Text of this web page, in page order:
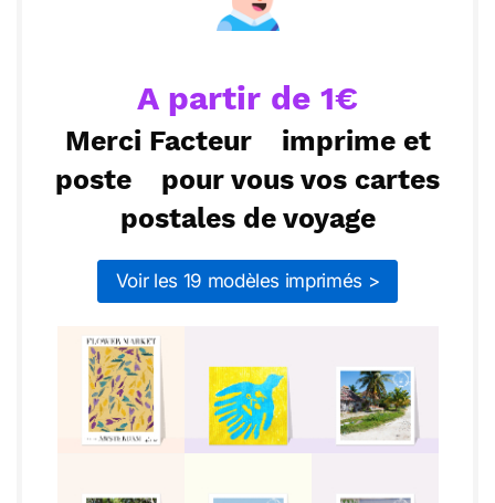
soin de vous et à très bientôt !
A partir de 1€
Merci Facteur
imprime et
poste
pour vous vos cartes
postales de voyage
Voir les 19 modèles imprimés >